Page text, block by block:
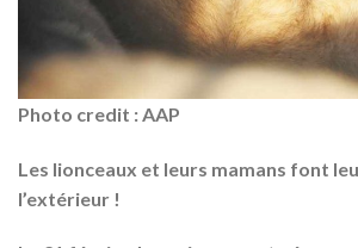
Photo credit : AAP
Les lionceaux et leurs mamans font
l’extérieur !